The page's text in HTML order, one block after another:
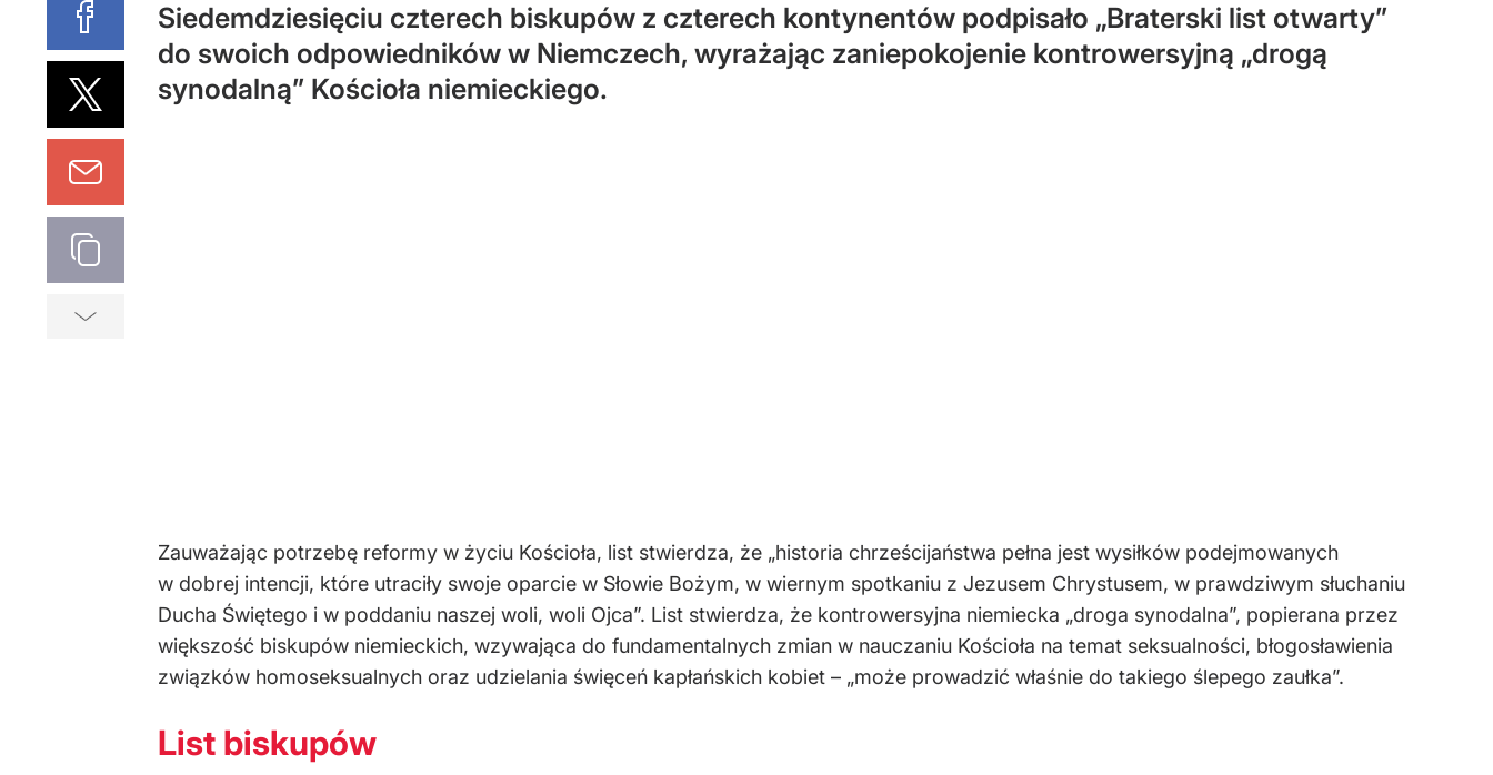
Siedemdziesięciu czterech biskupów z czterech kontynentów podpisało „Braterski list otwarty”
do swoich odpowiedników w Niemczech, wyrażając zaniepokojenie kontrowersyjną „drogą
synodalną” Kościoła niemieckiego.
Zauważając potrzebę reformy w życiu Kościoła, list stwierdza, że „historia chrześcijaństwa pełna jest wysiłków podejmowanych
w dobrej intencji, które utraciły swoje oparcie w Słowie Bożym, w wiernym spotkaniu z Jezusem Chrystusem, w prawdziwym słuchaniu
Ducha Świętego i w poddaniu naszej woli, woli Ojca”. List stwierdza, że kontrowersyjna niemiecka „droga synodalna”, popierana przez
większość biskupów niemieckich, wzywająca do fundamentalnych zmian w nauczaniu Kościoła na temat seksualności, błogosławienia
związków homoseksualnych oraz udzielania święceń kapłańskich kobiet – „może prowadzić właśnie do takiego ślepego zaułka”.
List biskupów